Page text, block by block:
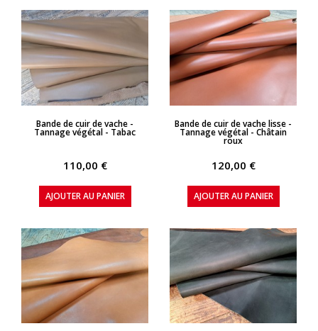
APERÇU RAPIDE
Bande de cuir de vache -
Tannage végétal - Tabac
110,00 €
AJOUTER AU PANIER
APERÇU RAPIDE
Bande de cuir de vache lisse -
Tannage végétal - Châtain
roux
120,00 €
AJOUTER AU PANIER